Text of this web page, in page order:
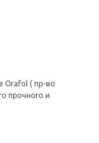
Orafol ( пр-во
прочного и